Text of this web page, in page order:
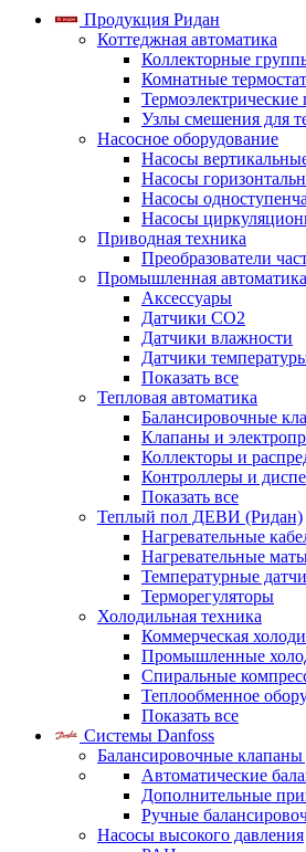
Продукция Ридан
Коттеджная автоматика
Коллекторные
Комнатные
Узлы смешения для
Насосное оборудование
Насосы
Насосы
Насосы
Насосы
Приводная техника
Преобразователи
Промышленная автоматика
Аксессуары
Датчики CO2
Датчики влажности
Датчики
Показать все
Тепловая автоматика
Балансировочные
Клапаны и
Коллекторы и
Контроллеры и
Показать все
Теплый пол ДЕВИ (Ридан)
Нагревательные
Нагревательные
Температурные
Терморегуляторы
Холодильная техника
Коммерческая
Промышленные
Спиральные
Теплообменное
Показать все
Системы Danfoss
Балансировочные
Автоматические
Дополнительные
Ручные
Насосы высокого давления